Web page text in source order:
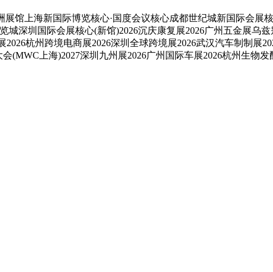
上海新国际博览核心·国度会议核心成都世纪城新国际会展
深圳国际会展核心(新馆)2026沉庆康复展2026广州五金展乌
杭州跨境电商展2026深圳全球跨境展2026武汉汽车制制展
(MWC上海)2027深圳九州展2026广州国际车展2026杭州生物